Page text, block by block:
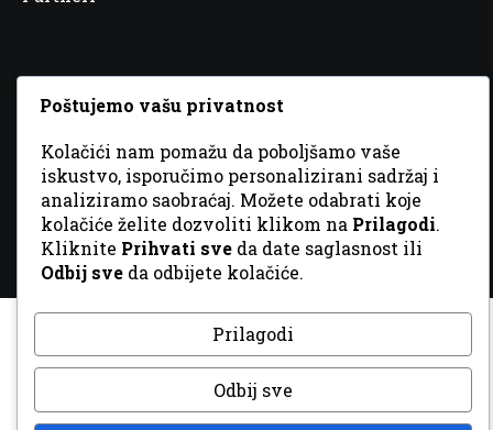
© 2026 Sva prava zadržana. Dizajn
Poštujemo vašu privatnost
Kolačići nam pomažu da poboljšamo vaše
iskustvo, isporučimo personalizirani sadržaj i
analiziramo saobraćaj. Možete odabrati koje
kolačiće želite dozvoliti klikom na Prilagodi.
Kliknite Prihvati sve da date saglasnost ili
Odbij sve da odbijete kolačiće.
Prilagodi
Odbij sve